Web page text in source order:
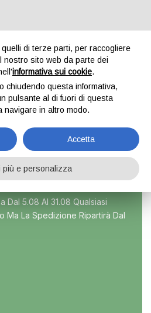
1 SERIE
Modello Mokka 1 serie
Dal 5.08 Al 31.08 Qualsiasi
Ma La Spedizione Ripartirà Dal
di terze parti, per raccogliere
nostro sito web da parte dei
informativa sui cookie.
chiudendo questa informativa,
pulsante al di fuori di questa
navigare in altro modo.
Accetta
più e personalizza